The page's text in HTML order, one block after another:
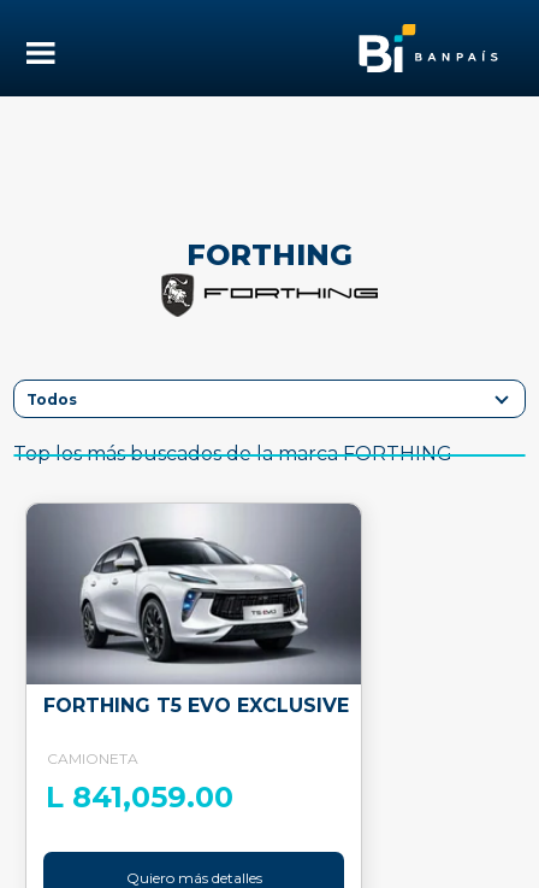
FORTHING
Top los más buscados de la marca FORTHING
FORTHING T5 EVO EXCLUSIVE
CAMIONETA
L 841,059.00
Quiero más detalles